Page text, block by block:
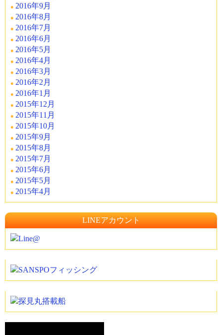
2016年9月
2016年8月
2016年7月
2016年6月
2016年5月
2016年4月
2016年3月
2016年2月
2016年1月
2015年12月
2015年11月
2015年10月
2015年9月
2015年8月
2015年7月
2015年6月
2015年5月
2015年4月
LINEアカウント